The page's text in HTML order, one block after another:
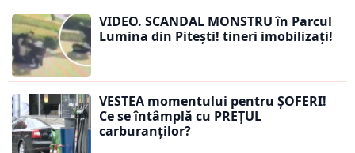
VIDEO. SCANDAL MONSTRU în Parcul
Lumina din Pitești! tineri imobilizați!
VESTEA momentului pentru ȘOFERI!
Ce se întâmplă cu PREȚUL
carburanților?